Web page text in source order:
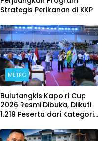
Strategis Perikanan di KKP
METRO
Bulutangkis Kapolri Cup
2026 Resmi Dibuka, Diikuti
1.219 Peserta dari Kategori